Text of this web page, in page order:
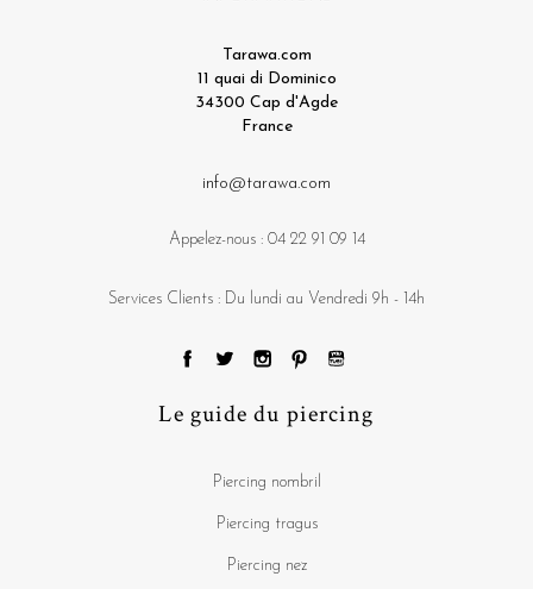
Tarawa.com
11 quai di Dominico
34300 Cap d'Agde
France
info@tarawa.com
Appelez-nous : 04 22 91 09 14
Services Clients : Du lundi au Vendredi 9h - 14h
Le guide du piercing
Piercing nombril
Piercing tragus
Piercing nez